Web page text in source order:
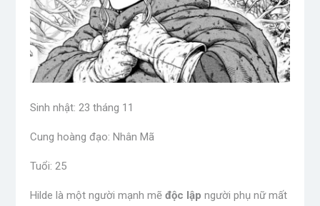
Sinh nhật: 23 tháng 11
Cung hoàng đạo: Nhân Mã
Tuổi: 25
Hilde là một người mạnh mẽ độc lập người phụ nữ mất